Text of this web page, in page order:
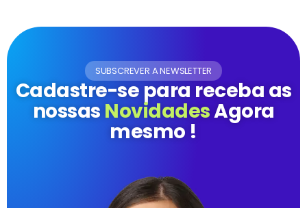
SUBSCREVER A NEWSLETTER
Cadastre-se para receba as
nossas NovidadesAgora
mesmo !